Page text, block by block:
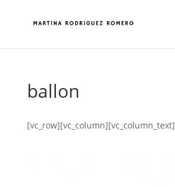
ballon
[vc_row][vc_column][vc_column_text]